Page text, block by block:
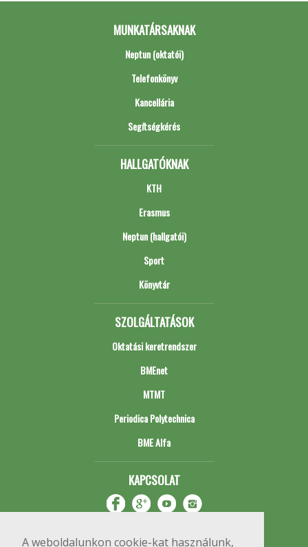
A weboldalunkon cookie-kat használunk,
MUNKATÁRSAKNAK
Neptun (oktatói)
Telefonkönyv
Kancellária
Segítségkérés
HALLGATÓKNAK
KTH
Erasmus
Neptun (hallgatói)
Sport
Könyvtár
SZOLGÁLTATÁSOK
Oktatási keretrendszer
BMEnet
MTMT
Periodica Polytechnica
BME Alfa
KAPCSOLAT